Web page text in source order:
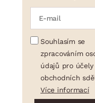
Souhlasím se
zpracováním
údajů pro účely
obchodních
Více informací